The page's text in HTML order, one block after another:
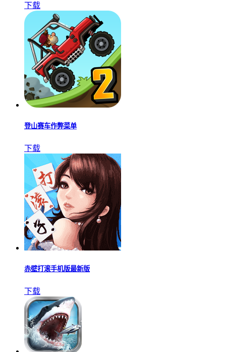
下载
登山赛车作弊菜单
下载
赤壁打滚手机版最新版
下载